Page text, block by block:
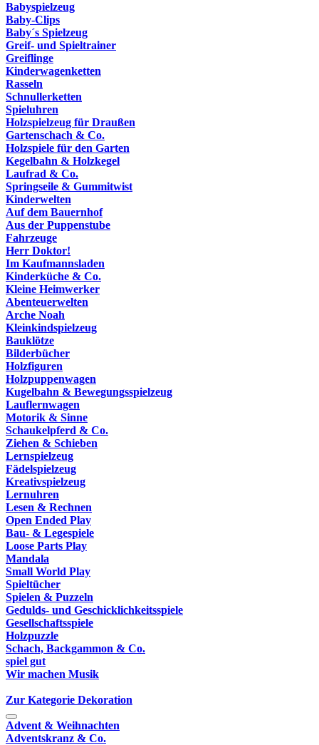
Babyspielzeug
Baby-Clips
Baby´s Spielzeug
Greif- und Spieltrainer
Greiflinge
Kinderwagenketten
Rasseln
Schnullerketten
Spieluhren
Holzspielzeug für Draußen
Gartenschach & Co.
Holzspiele für den Garten
Kegelbahn & Holzkegel
Laufrad & Co.
Springseile & Gummitwist
Kinderwelten
Auf dem Bauernhof
Aus der Puppenstube
Fahrzeuge
Herr Doktor!
Im Kaufmannsladen
Kinderküche & Co.
Kleine Heimwerker
Abenteuerwelten
Arche Noah
Kleinkindspielzeug
Bauklötze
Bilderbücher
Holzfiguren
Holzpuppenwagen
Kugelbahn & Bewegungsspielzeug
Lauflernwagen
Motorik & Sinne
Schaukelpferd & Co.
Ziehen & Schieben
Lernspielzeug
Fädelspielzeug
Kreativspielzeug
Lernuhren
Lesen & Rechnen
Open Ended Play
Bau- & Legespiele
Loose Parts Play
Mandala
Small World Play
Spieltücher
Spielen & Puzzeln
Gedulds- und Geschicklichkeitsspiele
Gesellschaftsspiele
Holzpuzzle
Schach, Backgammon & Co.
spiel gut
Wir machen Musik
Zur Kategorie Dekoration
Advent & Weihnachten
Adventskranz & Co.